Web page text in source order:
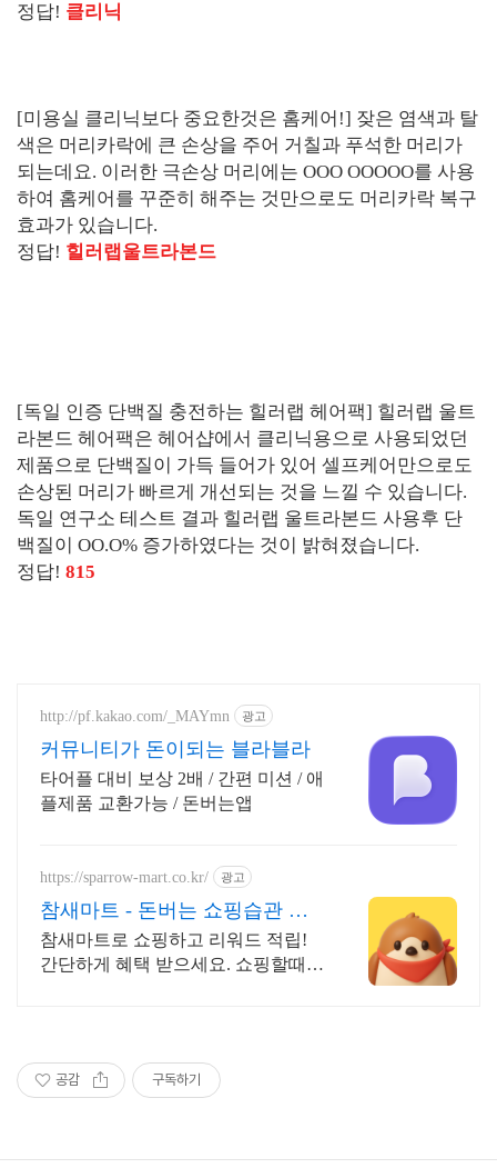
정답! 클리닉
[미용실 클리닉보다 중요한것은 홈케어!] 잦은 염색과 탈
색은 머리카락에 큰 손상을 주어 거칠과 푸석한 머리가
되는데요. 이러한 극손상 머리에는 OOO OOOOO를 사용
하여 홈케어를 꾸준히 해주는 것만으로도 머리카락 복구
효과가 있습니다.
정답! 힐러랩울트라본드
[독일 인증 단백질 충전하는 힐러랩 헤어팩] 힐러랩 울트
라본드 헤어팩은 헤어샵에서 클리닉용으로 사용되었던
제품으로 단백질이 가득 들어가 있어 셀프케어만으로도
손상된 머리가 빠르게 개선되는 것을 느낄 수 있습니다.
독일 연구소 테스트 결과 힐러랩 울트라본드 사용후 단
백질이 OO.O% 증가하였다는 것이 밝혀졌습니다.
정답! 815
http://pf.kakao.com/_MAYmn 광고
커뮤니티가 돈이되는 블라블라
타어플 대비 보상 2배 / 간편 미션 / 애
플제품 교환가능 / 돈버는앱
https://sparrow-mart.co.kr/ 광고
참새마트 - 돈버는 쇼핑습관 쇼
핑만 해도 포인트 적립
참새마트로 쇼핑하고 리워드 적립!
간단하게 혜택 받으세요. 쇼핑할때엔
공감 구독하기